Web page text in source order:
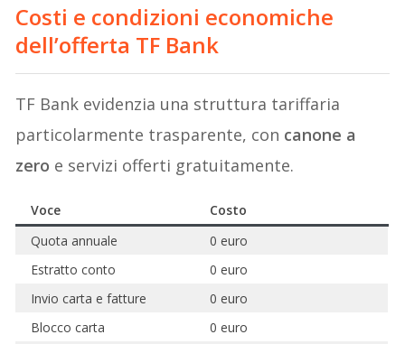
Costi e condizioni economiche
dell’offerta TF Bank
TF Bank evidenzia una struttura tariffaria
particolarmente trasparente, con canone a
zero e servizi offerti gratuitamente.
Voce
Costo
Quota annuale
0 euro
Estratto conto
0 euro
Invio carta e fatture
0 euro
Blocco carta
0 euro